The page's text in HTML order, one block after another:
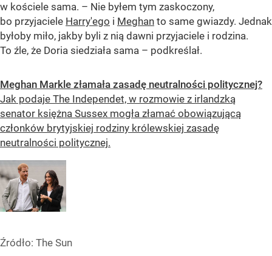
w kościele sama. – Nie byłem tym zaskoczony,
bo przyjaciele Harry'ego i Meghan to same gwiazdy. Jednak
byłoby miło, jakby byli z nią dawni przyjaciele i rodzina.
To źle, że Doria siedziała sama – podkreślał.
Meghan Markle złamała zasadę neutralności politycznej?
Jak podaje The Independet, w rozmowie z irlandzką
senator księżna Sussex mogła złamać obowiązującą
członków brytyjskiej rodziny królewskiej zasadę
neutralności politycznej.
Źródło: The Sun